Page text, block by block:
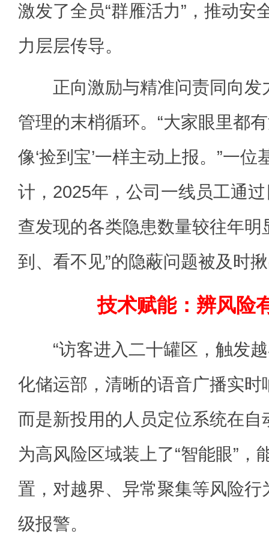
激发了全员“群雁活力”，推动安
力层层传导。
正向激励与精准问责同向发
管理的末梢循环。“大家眼里都
像‘捡到宝’一样主动上报。”一
计，2025年，公司一线员工通
查发现的各类隐患数量较往年明
到、看不见”的隐蔽问题被及时
技术赋能：辨风险
“访客进入二十罐区，触发越
化储运部，清晰的语音广播实时
而是新投用的人员定位系统在自
为高风险区域装上了“智能眼”，
置，对越界、异常聚集等风险
级报警。